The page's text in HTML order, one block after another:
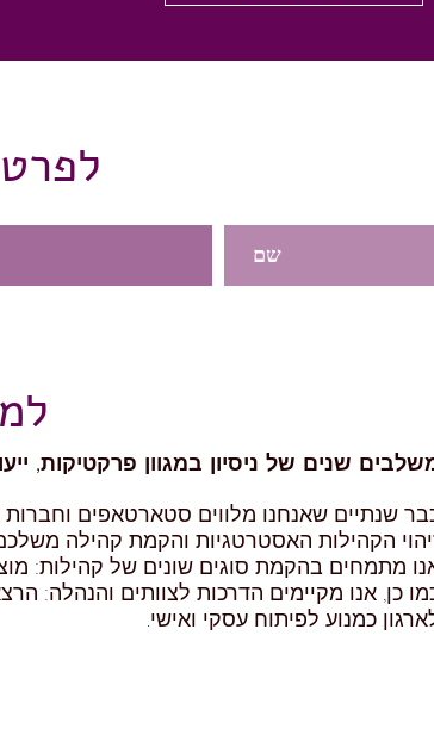
שנים של ניסיון במגוון פרקטיקות,
שנתיים שאנחנו מלווים סטארטאפים
הקהילות האסטרטגיות והקמת קהילה
מתמחים בהקמת סוגים שונים של קהילות:
כן, אנו מקיימים הדרכות לצוותים והנהלה:
כמנוע לפיתוח עסקי ואישי.